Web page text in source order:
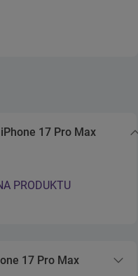
17 Pro Max
produktu iPhone 17 Pro
PRODUKTU
17 Pro Max
iPhone 17 Pro